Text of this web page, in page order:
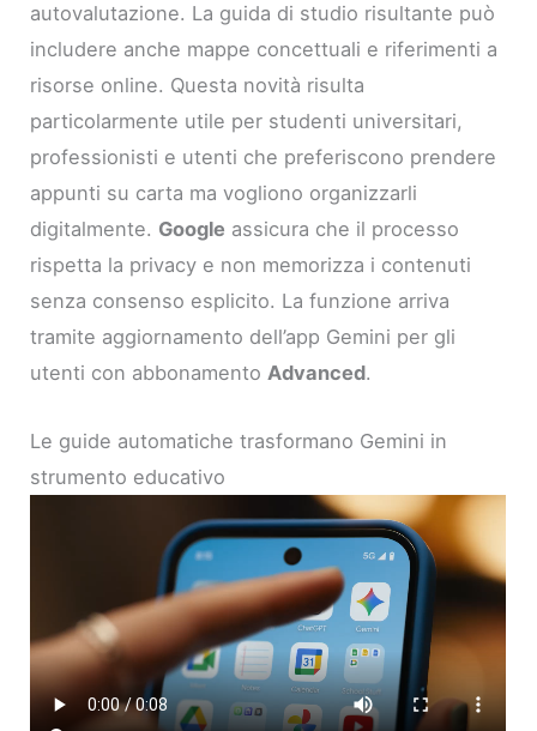
autovalutazione. La guida di studio risultante può
includere anche mappe concettuali e riferimenti a
risorse online. Questa novità risulta
particolarmente utile per studenti universitari,
professionisti e utenti che preferiscono prendere
appunti su carta ma vogliono organizzarli
digitalmente. Google assicura che il processo
rispetta la privacy e non memorizza i contenuti
senza consenso esplicito. La funzione arriva
tramite aggiornamento dell’app Gemini per gli
utenti con abbonamentoAdvanced.
Le guide automatiche trasformano Gemini in
strumento educativo